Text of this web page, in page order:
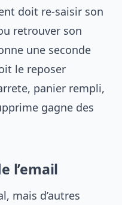
doit re-saisir son
retrouver son
une seconde
le reposer
panier rempli,
gagne des
l’email
mais d’autres